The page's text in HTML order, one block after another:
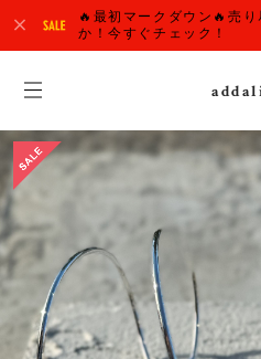
🔥最初マークダウン🔥売
か！今すぐチェック！